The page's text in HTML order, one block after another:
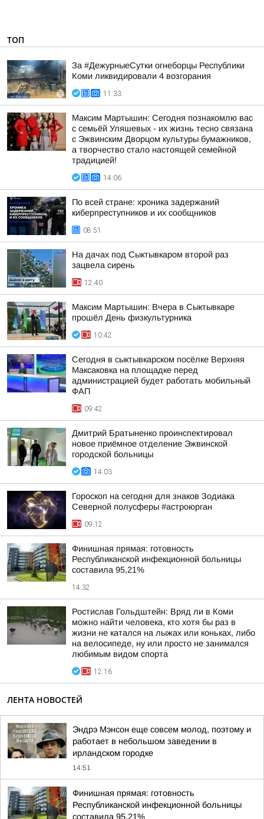
ТОП
За #ДежурныеСутки огнеборцы Республики
Коми ликвидировали 4 возгорания
11:33
Максим Мартышин: Сегодня познакомлю вас
с семьёй Уляшевых - их жизнь тесно связана
с Эжвинским Дворцом культуры бумажников,
а творчество стало настоящей семейной
традицией!
14:06
По всей стране: хроника задержаний
киберпреступников и их сообщников
08:51
На дачах под Сыктывкаром второй раз
зацвела сирень
12:40
Максим Мартышин: Вчера в Сыктывкаре
прошёл День физкультурника
10:42
Сегодня в сыктывкарском посёлке Верхняя
Максаковка на площадке перед
администрацией будет работать мобильный
ФАП
09:42
Дмитрий Братыненко проинспектировал
новое приёмное отделение Эжвинской
городской больницы
14:03
Гороскоп на сегодня для знаков Зодиака
Северной полусферы #астроюрган
09:12
Финишная прямая: готовность
Республиканской инфекционной больницы
составила 95,21%
14:32
Ростислав Гольдштейн: Вряд ли в Коми
можно найти человека, кто хотя бы раз в
жизни не катался на лыжах или коньках, либо
на велосипеде, ну или просто не занимался
любимым видом спорта
12:16
ЛЕНТА НОВОСТЕЙ
Эндрэ Мэнсон еще совсем молод, поэтому и
работает в небольшом заведении в
ирландском городке
14:51
Финишная прямая: готовность
Республиканской инфекционной больницы
составила 95,21%